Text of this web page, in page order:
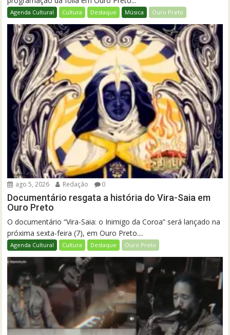
Agenda Cultural Cultura Destaque Música Ouro Preto
ago 5, 2026 Redação 0
Documentário resgata a história do Vira-Saia em
Ouro Preto
O documentário “Vira-Saia: o Inimigo da Coroa” será lançado na
próxima sexta-feira (7), em Ouro Preto....
Agenda Cultural Cultura Destaque Ouro Preto